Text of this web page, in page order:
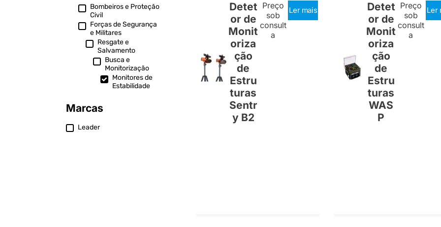
Bombeiros e Proteção
Civil
Forças de Segurança
e Militares
Resgate e
Salvamento
Busca e
Monitorização
Monitores de
Estabilidade
Marcas
Leader
Detet
or de
Monit
oriza
ção
de
Estru
turas
Sentr
y B2
Preço
sob
consult
a
Ler mais
Detet
or de
Monit
oriza
ção
de
Estru
turas
WAS
P
Preço
sob
consult
a
Ler